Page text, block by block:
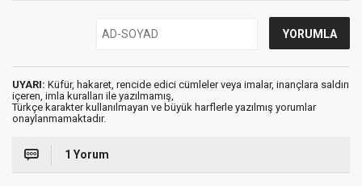
UYARI: Küfür, hakaret, rencide edici cümleler veya imalar, inançlara saldırı
içeren, imla kuralları ile yazılmamış,
Türkçe karakter kullanılmayan ve büyük harflerle yazılmış yorumlar
onaylanmamaktadır.
1 Yorum